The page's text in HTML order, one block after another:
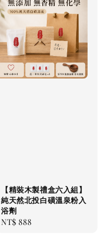
【精裝木製禮盒六入組】
純天然北投白磺溫泉粉入
浴劑
Regular
NT$ 888